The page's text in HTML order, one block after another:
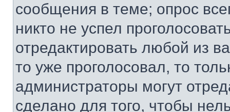
сообщения в теме; опрос
никто не успел
отредактировать любой из
то уже проголосовал, то
администраторы могут
сделано для того, чтобы